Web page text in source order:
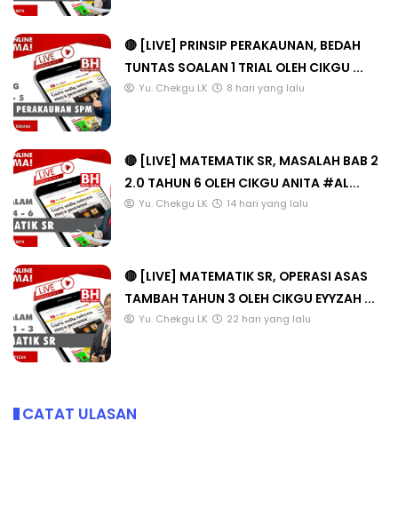
🔴 [LIVE] PRINSIP PERAKAUNAN, BEDAH
TUNTAS SOALAN 1 TRIAL OLEH CIKGU ...
Yu. Chekgu LK 8 hari yang lalu
🔴 [LIVE] MATEMATIK SR, MASALAH BAB 2
2.0 TAHUN 6 OLEH CIKGU ANITA #AL...
Yu. Chekgu LK 14 hari yang lalu
🔴 [LIVE] MATEMATIK SR, OPERASI ASAS
TAMBAH TAHUN 3 OLEH CIKGU EYYZAH ...
Yu. Chekgu LK 22 hari yang lalu
CATAT ULASAN